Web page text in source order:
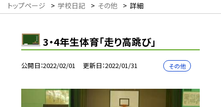
トップページ > 学校日記 > その他 > 詳細
3・4年生体育「走り高跳び」
公開日 2022/02/01 更新日 2022/01/31 その他